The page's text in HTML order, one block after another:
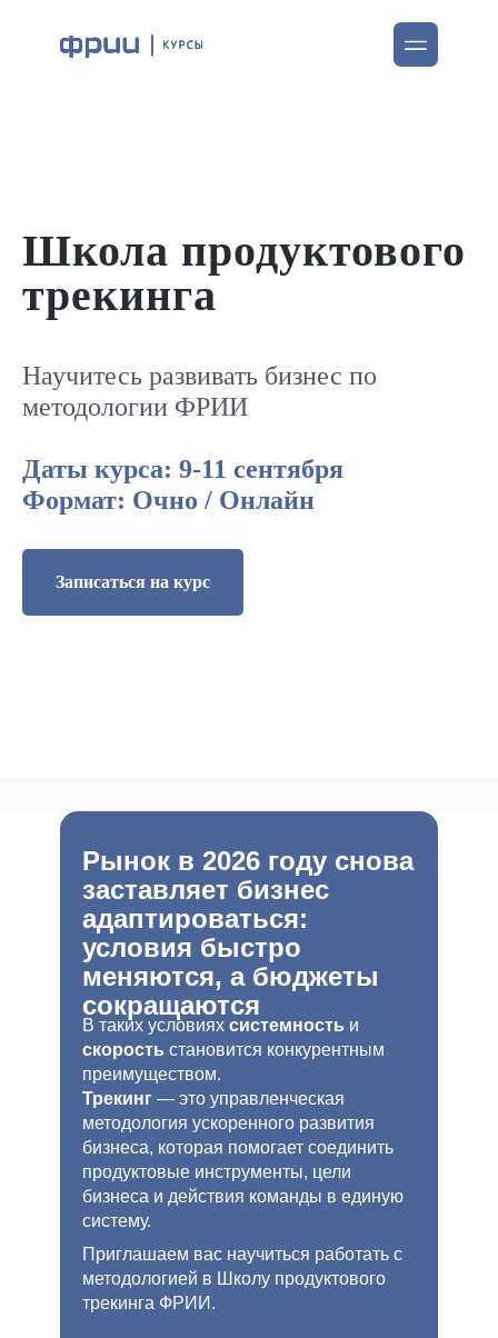
Школа продуктового
трекинга
Научитесь развивать бизнес по
методологии ФРИИ
Даты курса: 9-11 сентября
Формат: Очно / Онлайн
Записаться на курс
Рынок в 2026 году снова
заставляет бизнес
адаптироваться:
условия быстро
меняются, а бюджеты
сокращаются
В таких условиях системность и
скорость становится конкурентным
преимуществом.
Трекинг — это управленческая
методология ускоренного развития
бизнеса, которая помогает соединить
продуктовые инструменты, цели
бизнеса и действия команды в единую
систему.
Приглашаем вас научиться работать с
методологией в Школу продуктового
трекинга ФРИИ.